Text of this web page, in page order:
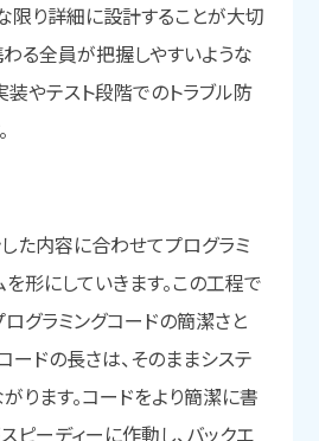
限り詳細に設計することが大切
わる全員が把握しやすいような
装やテスト段階でのトラブル防
た内容に合わせてプログラミ
を形にしていきます。この工程で
ログラミングコードの簡潔さと
ードの長さは、そのままシステ
ります。コードをより簡潔に書
ピーディーに作動し、バックエ